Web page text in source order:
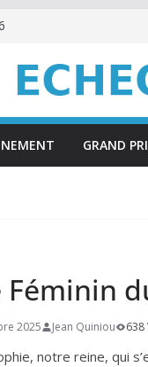
GRAND
Féminin
2025 Jean Quiniou 638
notre reine, qui